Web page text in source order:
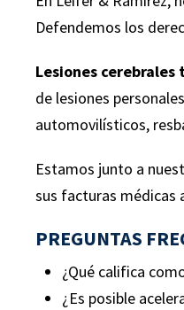
Defendemos los
Lesiones
de lesiones
automovilísticos,
Estamos junto a
sus facturas médicas
PREGUNTAS
¿Qué califica
¿Es posible